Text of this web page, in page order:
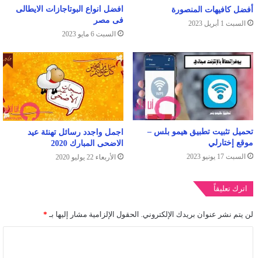
أفضل كافيهات المنصورة
السبت 1 أبريل 2023
افضل انواع البوتاجازات الايطالى
فى مصر
السبت 6 مايو 2023
تحميل تثبيت تطبيق هيمو بلس –
موقع إختارلي
السبت 17 يونيو 2023
اجمل واجدد رسائل تهنئة عيد
الاضحى المبارك 2020
الأربعاء 22 يوليو 2020
اترك تعليقاً
لن يتم نشر عنوان بريدك الإلكتروني. الحقول الإلزامية مشار إليها بـ *